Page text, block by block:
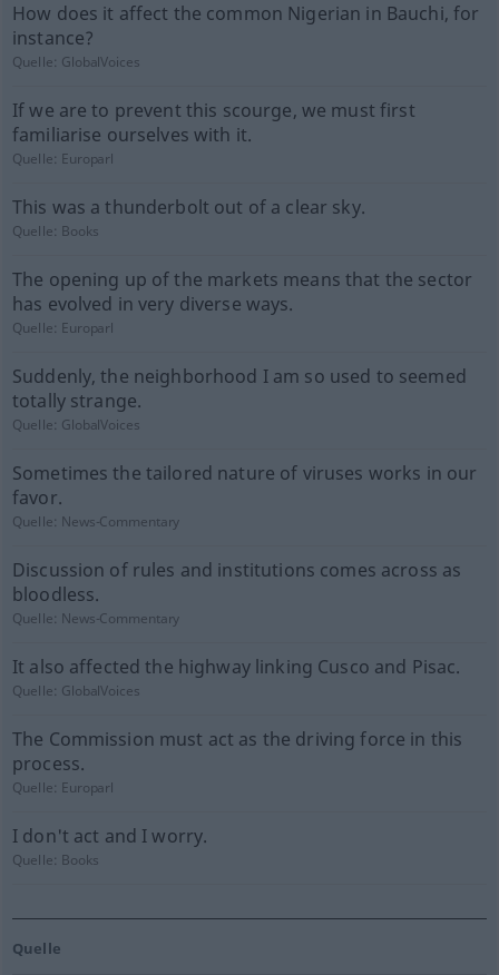
How does it affect the common Nigerian in Bauchi, for
instance?
Quelle: GlobalVoices
If we are to prevent this scourge, we must first
familiarise ourselves with it.
Quelle: Europarl
This was a thunderbolt out of a clear sky.
Quelle: Books
The opening up of the markets means that the sector
has evolved in very diverse ways.
Quelle: Europarl
Suddenly, the neighborhood I am so used to seemed
totally strange.
Quelle: GlobalVoices
Sometimes the tailored nature of viruses works in our
favor.
Quelle: News-Commentary
Discussion of rules and institutions comes across as
bloodless.
Quelle: News-Commentary
It also affected the highway linking Cusco and Pisac.
Quelle: GlobalVoices
The Commission must act as the driving force in this
process.
Quelle: Europarl
I don't act and I worry.
Quelle: Books
Quelle